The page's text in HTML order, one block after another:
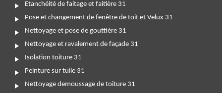
Etanchéité de faitage et faitière 31
Pose et changement de fenêtre de toit et Velux 31
Nettoyage et pose de gouttière 31
Nettoyage et ravalement de façade 31
Isolation toiture 31
Peinture sur tuile 31
Nettoyage demoussage de toiture 31